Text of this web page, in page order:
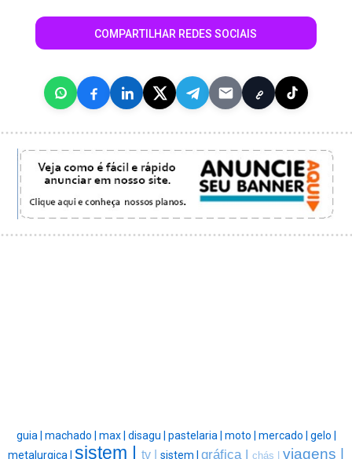
COMPARTILHAR REDES SOCIAIS
guia | machado | max | disagu | pastelaria | moto | mercado | gelo |
metalurgica | sistem | tv | sistem | gráfica | chás | viagens |